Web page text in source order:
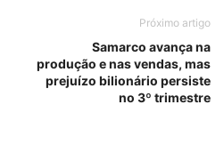
Próximo artigo
Samarco avança na
produção e nas vendas, mas
prejuízo bilionário persiste
no 3º trimestre